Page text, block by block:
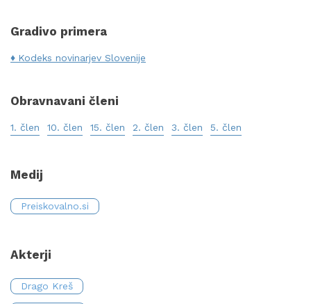
Gradivo primera
Kodeks novinarjev Slovenije
Obravnavani členi
1. člen 10. člen 15. člen 2. člen 3. člen 5. člen
Medij
Preiskovalno.si
Akterji
Drago Kreš